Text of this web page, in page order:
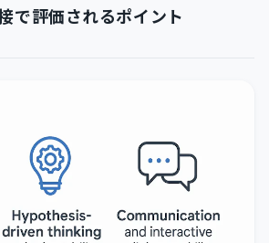
で評価されるポイント